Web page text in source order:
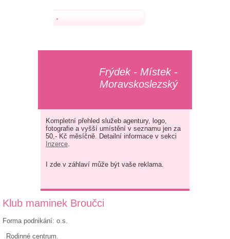
.
Frýdek - Místek -
Moravskoslezský
Kompletní přehled služeb agentury, logo,
fotografie a vyšší umístění v seznamu jen za
50,- Kč měsíčně. Detailní informace v sekci
Inzerce.
I zde v záhlaví může být vaše reklama.
Klub maminek Broučci
Forma podnikání: o.s.
Rodinné centrum.